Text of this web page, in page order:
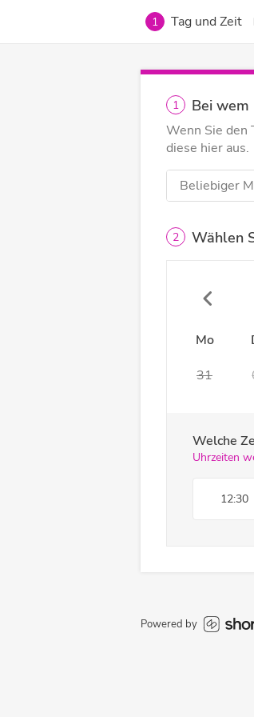
1 Tag und Zeit
1 Bei wem
Wenn Sie den
diese hier aus.
Beliebiger
2 Wählen
Mo
31
Welche
Uhrzeiten
12:30
Powered by